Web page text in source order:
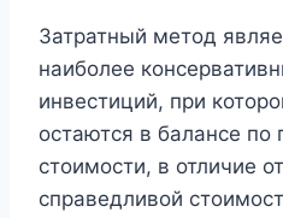
Затратный метод
наиболее
инвестиций, при
остаются в балансе по
стоимости, в отличие
справедливой